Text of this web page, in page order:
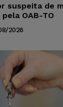
suspeita de
OAB-TO
2026